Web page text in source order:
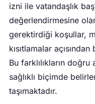
izni ile vatandaşlık
değerlendirmesine
gerektirdiği koşullar,
kısıtlamalar
Bu farklılıkların doğru
sağlıklı biçimde
taşımaktadır.